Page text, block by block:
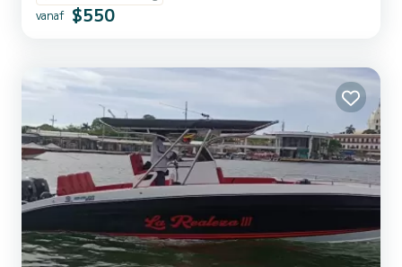
eilanden, Cholon, Baru, Playa Blanca, Party-eilanden. Geweldig
stereosysteem.
vanaf $550